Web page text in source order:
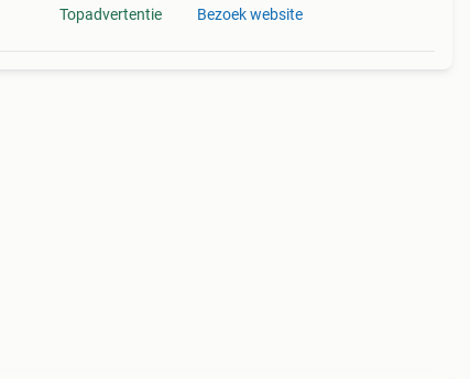
Topadvertentie Bezoek website